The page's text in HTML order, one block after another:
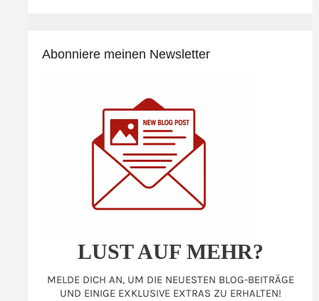
Abonniere meinen Newsletter
LUST AUF MEHR?
MELDE DICH AN, UM DIE NEUESTEN BLOG-BEITRÄGE
UND EINIGE EXKLUSIVE EXTRAS ZU ERHALTEN!